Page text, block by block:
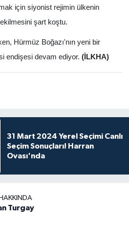
için siyonist rejimin ülkenin
şart koştu.
Hürmüz Boğazı'nın yeni bir
endişesi devam ediyor. (İLKHA)
31 Mart 2024 Yerel Seçimi Canlı
Seçim Sonuçları! Harran
Ovası'nda
Turgay